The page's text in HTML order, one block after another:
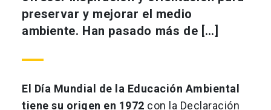
preservar y mejorar el medio
ambiente. Han pasado más de […]
El Día Mundial de la Educación Ambiental
tiene su origen en 1972 con la Declaración